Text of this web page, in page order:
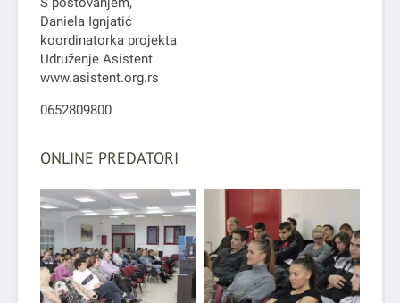
Daniela Ignjatić
koordinatorka projekta
Udruženje Asistent
www.asistent.org.rs
0652809800
ONLINE PREDATORI